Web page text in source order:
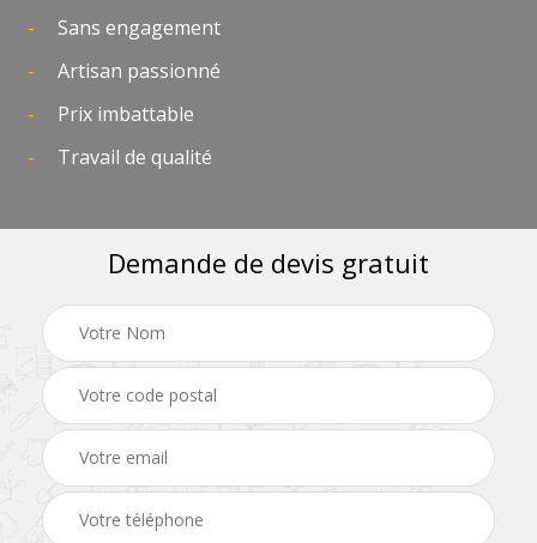
Sans engagement
Artisan passionné
Prix imbattable
Travail de qualité
Demande de devis gratuit